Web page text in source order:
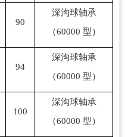
90
深沟球轴承
（60000 型）
94
深沟球轴承
（60000 型）
100
深沟球轴承
（60000 型）